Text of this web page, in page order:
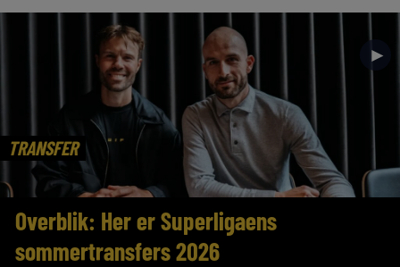
TRANSFER
►
Overblik: Her er Superligaens
sommertransfers 2026